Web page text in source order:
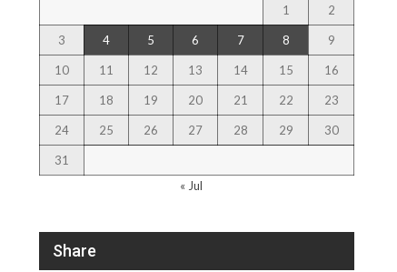
1 2
3 4 5 6 7 8 9
10 11 12 13 14 15 16
17 18 19 20 21 22 23
24 25 26 27 28 29 30
31
« Jul
Share